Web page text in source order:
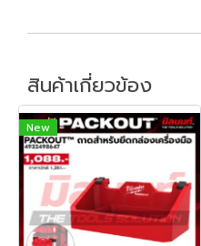
สินค้าเกี่ยวข้อง
New